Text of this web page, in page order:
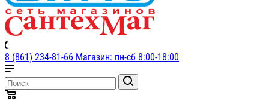
8 (861) 234-81-66 Магазин: пн-сб 8:00-18:00